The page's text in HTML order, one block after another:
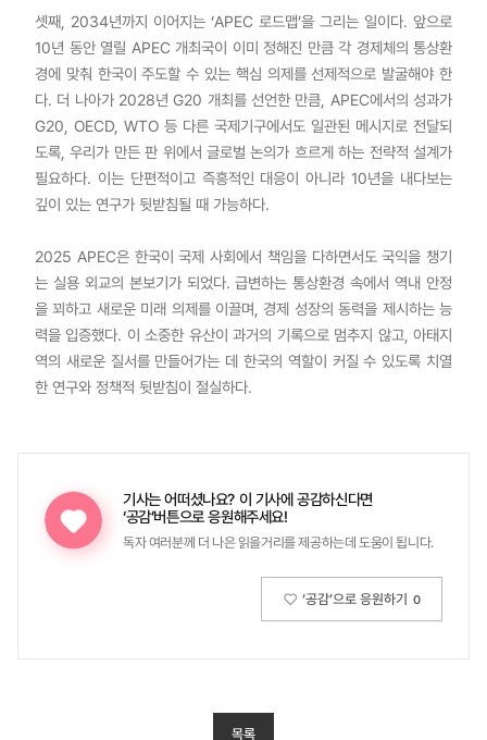
셋째, 2034년까지 이어지는 ‘APEC 로드맵’을 그리는 일이다. 앞으로
10년 동안 열릴 APEC 개최국이 이미 정해진 만큼 각 경제체의 통상환
경에 맞춰 한국이 주도할 수 있는 핵심 의제를 선제적으로 발굴해야 한
다. 더 나아가 2028년 G20 개최를 선언한 만큼, APEC에서의 성과가
G20, OECD, WTO 등 다른 국제기구에서도 일관된 메시지로 전달되
도록, 우리가 만든 판 위에서 글로벌 논의가 흐르게 하는 전략적 설계가
필요하다. 이는 단편적이고 즉흥적인 대응이 아니라 10년을 내다보는
깊이 있는 연구가 뒷받침될 때 가능하다.
2025 APEC은 한국이 국제 사회에서 책임을 다하면서도 국익을 챙기
는 실용 외교의 본보기가 되었다. 급변하는 통상환경 속에서 역내 안정
을 꾀하고 새로운 미래 의제를 이끌며, 경제 성장의 동력을 제시하는 능
력을 입증했다. 이 소중한 유산이 과거의 기록으로 멈추지 않고, 아태지
역의 새로운 질서를 만들어가는 데 한국의 역할이 커질 수 있도록 치열
한 연구와 정책적 뒷받침이 절실하다.
기사는 어떠셨나요? 이 기사에 공감하신다면
‘공감’버튼으로 응원해주세요!
독자 여러분께 더 나은 읽을거리를 제공하는데 도움이 됩니다.
‘공감’으로 응원하기 0
목록